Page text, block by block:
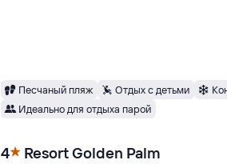
Песчаный пляж Отдых с детьми
Идеально для отдыха парой
4 Resort Golden Palm